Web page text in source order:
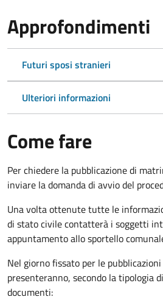
Approfondimenti
Futuri sposi stranieri
Ulteriori informazioni
Come fare
Per chiedere la pubblicazione di
inviare la domanda di avvio del
Una volta ottenute tutte le
di stato civile contatterà i soggetti
appuntamento allo sportello
Nel giorno fissato per le
presenteranno, secondo la tipologia
documenti: